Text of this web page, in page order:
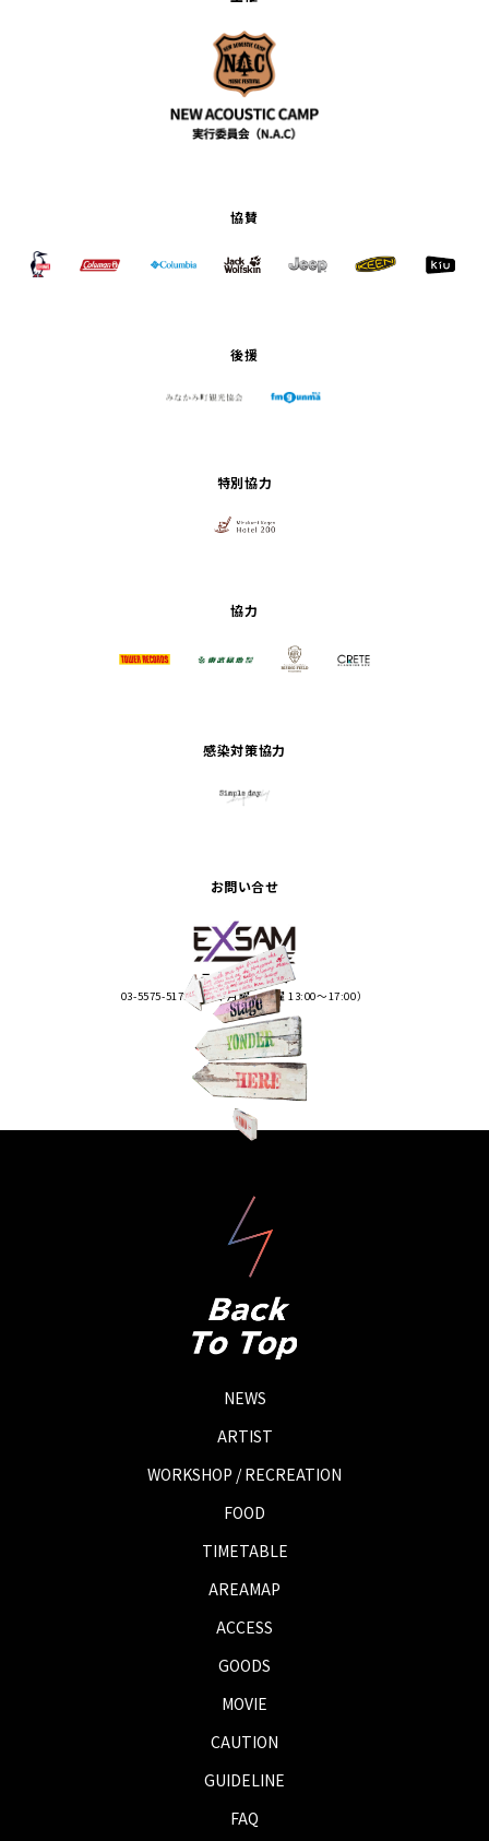
協賛
後援
特別協力
協力
感染対策協力
お問い合せ
ライブエグザム
03-5575-5170（平日 月曜・火曜 13:00〜17:00）
NEWS
ARTIST
WORKSHOP / RECREATION
FOOD
TIMETABLE
AREAMAP
ACCESS
GOODS
MOVIE
CAUTION
GUIDELINE
FAQ